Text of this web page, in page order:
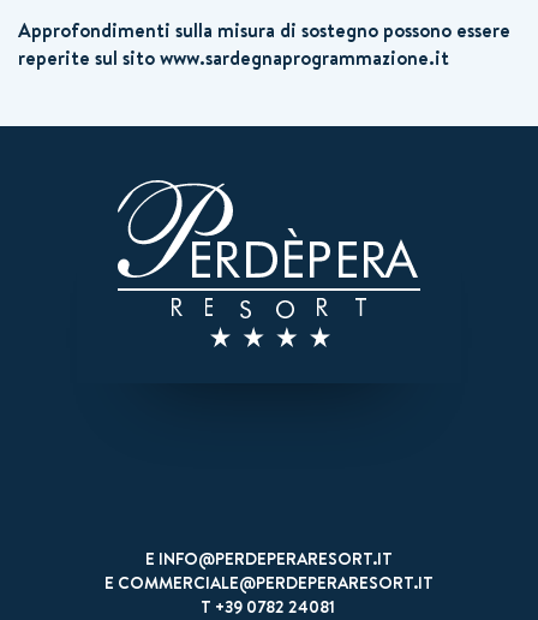
Special code
Pagamenti sicuri 100%
Approfondimenti sulla misura di sostegno possono essere
reperite sul sito www.sardegnaprogrammazione.it
E INFO@PERDEPERARESORT.IT
E COMMERCIALE@PERDEPERARESORT.IT
T +39 0782 24081